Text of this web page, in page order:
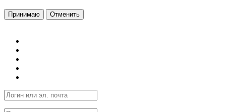
Принимаю Отменить